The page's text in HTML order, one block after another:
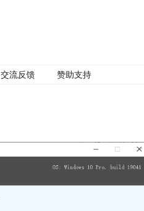
交流反馈 赞助支持